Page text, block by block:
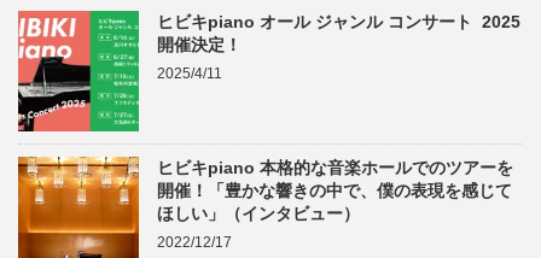
ヒビキpiano オール ジャンル コンサート 2025
開催決定！
2025/4/11
ヒビキpiano 本格的な音楽ホールでのツアーを
開催！「豊かな響きの中で、僕の表現を感じて
ほしい」（インタビュー）
2022/12/17